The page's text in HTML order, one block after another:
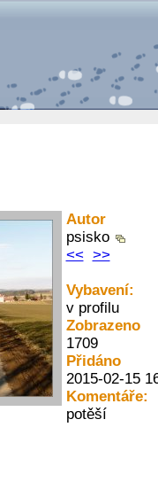
Autor
psisko
<< >>
Vybavení:
v profilu
Zobrazeno
1709
Přidáno
2015-02-15
Komentáře:
potěší